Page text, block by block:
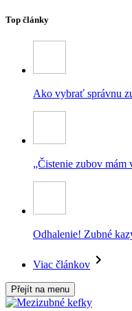
Top články
Ako vybrať správnu
„Čistenie zubov
Odhalenie! Zubné
Viac článkov
Přejít na menu